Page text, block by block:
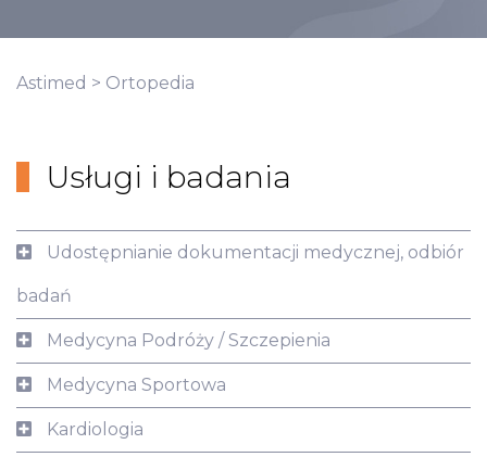
Astimed > Ortopedia
Usługi i badania
Udostępnianie dokumentacji medycznej, odbiór
badań
Medycyna Podróży / Szczepienia
Medycyna Sportowa
Kardiologia